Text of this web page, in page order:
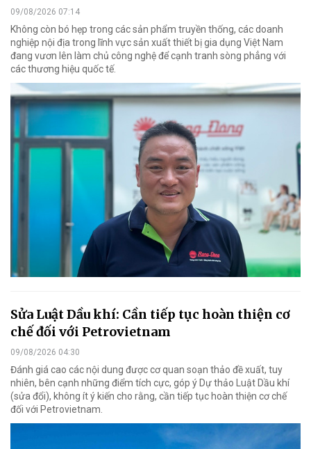
09/08/2026 07:14
Không còn bó hẹp trong các sản phẩm truyền thống, các doanh
nghiệp nội địa trong lĩnh vực sản xuất thiết bị gia dụng Việt Nam
đang vươn lên làm chủ công nghệ để cạnh tranh sòng phẳng với
các thương hiệu quốc tế.
Sửa Luật Dầu khí: Cần tiếp tục hoàn thiện cơ
chế đối với Petrovietnam
09/08/2026 04:30
Đánh giá cao các nội dung được cơ quan soạn thảo đề xuất, tuy
nhiên, bên cạnh những điểm tích cực, góp ý Dự thảo Luật Dầu khí
(sửa đổi), không ít ý kiến cho rằng, cần tiếp tục hoàn thiện cơ chế
đối với Petrovietnam.